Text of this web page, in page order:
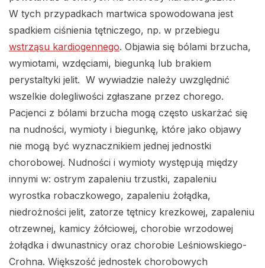
W tych przypadkach martwica spowodowana jest
spadkiem ciśnienia tętniczego, np. w przebiegu
wstrząsu kardiogennego. Objawia się bólami brzucha,
wymiotami, wzdęciami, biegunką lub brakiem
perystaltyki jelit. W wywiadzie należy uwzględnić
wszelkie dolegliwości zgłaszane przez chorego.
Pacjenci z bólami brzucha mogą często uskarżać się
na nudności, wymioty i biegunkę, które jako objawy
nie mogą być wyznacznikiem jednej jednostki
chorobowej. Nudności i wymioty występują między
innymi w: ostrym zapaleniu trzustki, zapaleniu
wyrostka robaczkowego, zapaleniu żołądka,
niedrożności jelit, zatorze tętnicy krezkowej, zapaleniu
otrzewnej, kamicy żółciowej, chorobie wrzodowej
żołądka i dwunastnicy oraz chorobie Leśniowskiego-
Crohna. Większość jednostek chorobowych